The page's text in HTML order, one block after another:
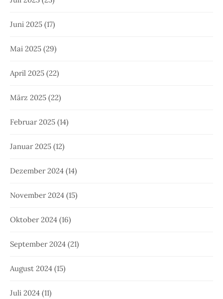
Juni 2025 (17)
Mai 2025 (29)
April 2025 (22)
März 2025 (22)
Februar 2025 (14)
Januar 2025 (12)
Dezember 2024 (14)
November 2024 (15)
Oktober 2024 (16)
September 2024 (21)
August 2024 (15)
Juli 2024 (11)